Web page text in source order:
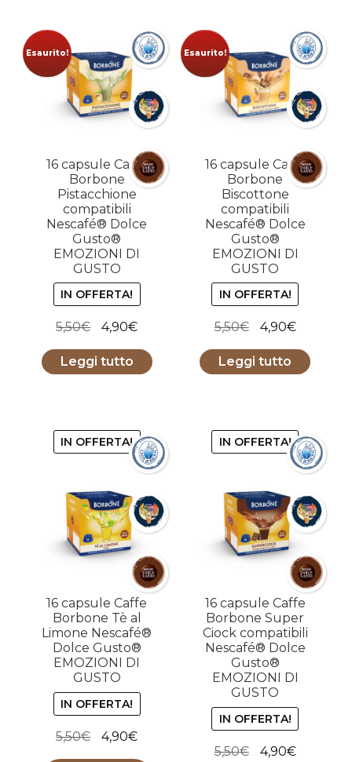
Esaurito!
16 capsule Caffe
Borbone
Pistacchione
compatibili
Nescafé® Dolce
Gusto®
EMOZIONI DI
GUSTO
IN OFFERTA!
5,50€
prezzo
originale
4,90€Il
prezzo
attuale
Leggi tutto
Esaurito!
16 capsule Caffe
Borbone
Biscottone
compatibili
Nescafé® Dolce
Gusto®
EMOZIONI DI
GUSTO
IN OFFERTA!
5,50€
prezzo
originale
4,90€Il
prezzo
attuale
Leggi tutto
IN OFFERTA!
16 capsule Caffe
Borbone Tè al
Limone Nescafé®
Dolce Gusto®
EMOZIONI DI
GUSTO
IN OFFERTA!
5,50€ 4,90€Il
IN OFFERTA!
16 capsule Caffe
Borbone Super
Ciock compatibili
Nescafé® Dolce
Gusto®
EMOZIONI DI
GUSTO
IN OFFERTA!
5,50€ 4,90€Il